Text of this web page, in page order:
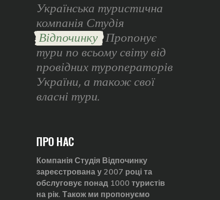
Українська туристична
компанія Студія
Відпочинку Пропонує
тури по всьому світу від
провідних туроператорів
України, а також свої
власні тури.
ПРО НАС
Компанія Студія Відпочинку
зареєстрована у 2007 році та
обслуговує понад 1000 туристів
на рік. Також ми пропонуємо